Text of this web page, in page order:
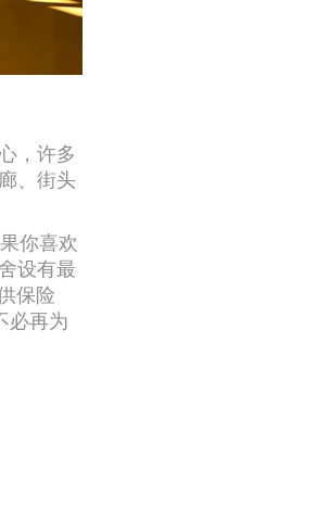
，许多
、街头
你喜欢
设有最
保险
必再为